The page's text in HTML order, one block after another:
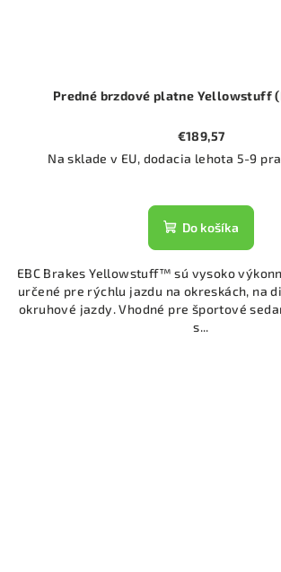
Predné brzdové platne Yellowstuff
€189,57
Na sklade v EU, dodacia lehota 5-9
Do košíka
EBC Brakes Yellowstuff™ sú vysoko
určené pre rýchlu jazdu na okreskách, na
okruhové jazdy. Vhodné pre športové
s...